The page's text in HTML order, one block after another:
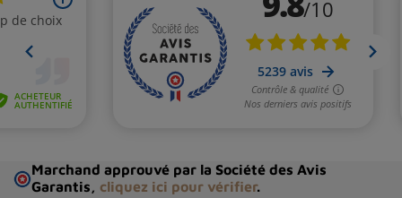
Marchand approuvé par la Société des Avis
Garantis, cliquez ici pour vérifier.